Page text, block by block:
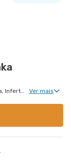
Urologia Clinica, Disfunções Miccionais, Andrologia, Infertilidade Masculina, Urologia Oncológica, Cirurgia Robótica Urológica, Urologia Pediátrica, Cirurgia Urológica Ver mais